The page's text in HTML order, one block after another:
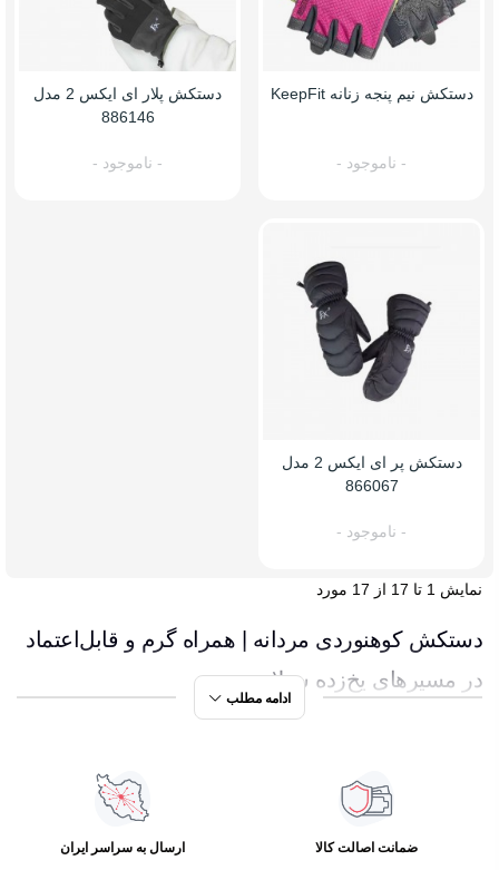
دستکش نیم پنجه زنانه KeepFit
- ناموجود -
دستکش پلار ای ایکس 2 مدل
886146
- ناموجود -
دستکش پر ای ایکس 2 مدل
866067
- ناموجود -
نمایش 1 تا 17 از 17 مورد
دستکش کوهنوردی مردانه | همراه گرم و قابل‌اعتماد
در مسیرهای یخ‌زده سبلان
سرمای تیز ارتفاعات اردبیل مثل تیغ روی انگشت‌ها می‌نشیند. در
چنین لحظه‌ای، تنها چیزی که می‌تواند از دستانت محافظت کند،
دستکش کوهنوردی مردانه حرفه‌ای است. تصور کن روی
ادامه مطلب
ضمانت اصالت کالا ارسال به سراسر ایران